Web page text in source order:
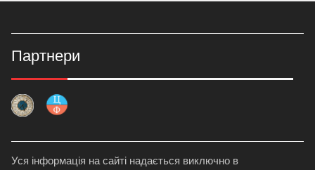
Партнери
Уся інформація на сайті надається виключно в